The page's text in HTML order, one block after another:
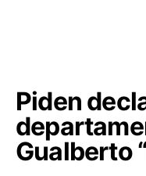
Piden
Gualberto